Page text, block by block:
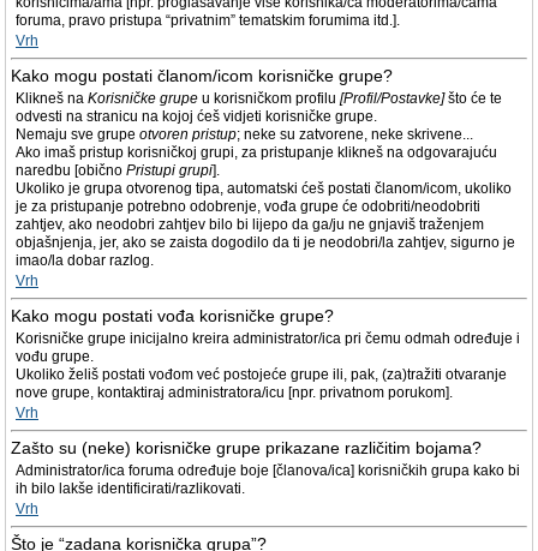
foruma, pravo pristupa “privatnim” tematskim forumima itd.].
Vrh
Kako mogu postati članom/icom korisničke grupe?
Klikneš na Korisničke grupe u korisničkom profilu [Profil/Postavke]što će te
odvesti na stranicu na kojoj ćeš vidjeti korisničke grupe.
Nemaju sve grupe otvoren pristup; neke su zatvorene, neke skrivene...
Ako imaš pristup korisničkoj grupi, za pristupanje klikneš na odgovarajuću
naredbu [obično Pristupi grupi].
Ukoliko je grupa otvorenog tipa, automatski ćeš postati članom/icom, ukoliko
je za pristupanje potrebno odobrenje, vođa grupe će odobriti/neodobriti
zahtjev, ako neodobri zahtjev bilo bi lijepo da ga/ju ne gnjaviš traženjem
objašnjenja, jer, ako se zaista dogodilo da ti je neodobri/la zahtjev, sigurno je
imao/la dobar razlog.
Vrh
Kako mogu postati vođa korisničke grupe?
Korisničke grupe inicijalno kreira administrator/ica pri čemu odmah određuje i
vođu grupe.
Ukoliko želiš postati vođom već postojeće grupe ili, pak, (za)tražiti otvaranje
nove grupe, kontaktiraj administratora/icu [npr. privatnom porukom].
Vrh
Zašto su (neke) korisničke grupe prikazane različitim bojama?
Administrator/ica foruma određuje boje [članova/ica] korisničkih grupa kako bi
ih bilo lakše identificirati/razlikovati.
Vrh
Što je “zadana korisnička grupa”?